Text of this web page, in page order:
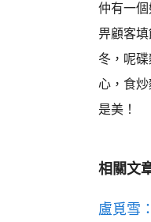
仲有一
畀顧客
冬，呢
心，食
是美！
相關文
盧覓雪